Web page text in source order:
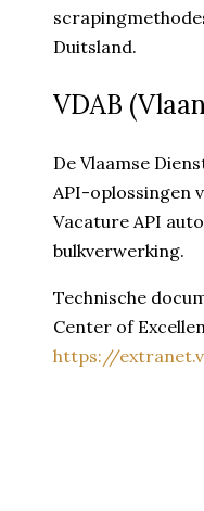
Duitsland.
VDAB
De Vlaamse
API-oplossingen
Vacature API
bulkverwerking.
Technische
Center of
https://